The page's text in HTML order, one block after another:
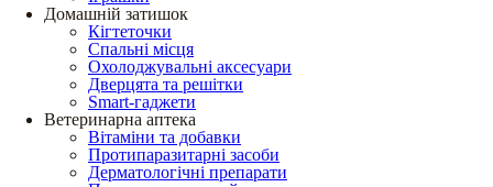
Домашній затишок
Кігтеточки
Спальні місця
Охолоджувальні аксесуари
Дверцята та решітки
Smart-гаджети
Ветеринарна аптека
Вітаміни та добавки
Протипаразитарні засоби
Дерматологічні препарати